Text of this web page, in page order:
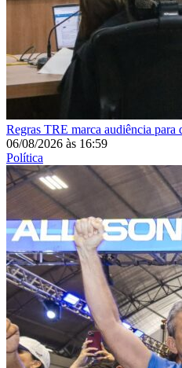
Regras TRE marca audiência
06/08/2026 às 16:59
Política